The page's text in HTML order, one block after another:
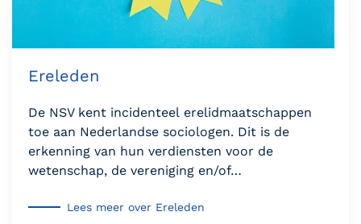
Ereleden
De NSV kent incidenteel erelidmaatschappen
toe aan Nederlandse sociologen. Dit is de
erkenning van hun verdiensten voor de
wetenschap, de vereniging en/of…
Lees meer over Ereleden